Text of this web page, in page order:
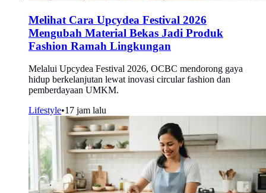
Melihat Cara Upcydea Festival 2026
Mengubah Material Bekas Jadi Produk
Fashion Ramah Lingkungan
Melalui Upcydea Festival 2026, OCBC mendorong gaya
hidup berkelanjutan lewat inovasi circular fashion dan
pemberdayaan UMKM.
Lifestyle•17 jam lalu